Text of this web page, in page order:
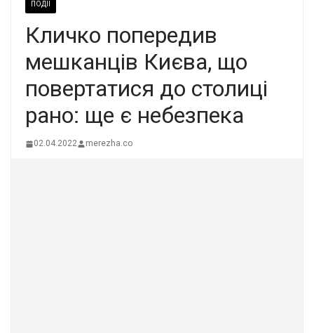
ПОДІЇ
Кличко попередив
мешканців Києва, що
повертатися до столиці
рано: ще є небезпека
02.04.2022 merezha.co